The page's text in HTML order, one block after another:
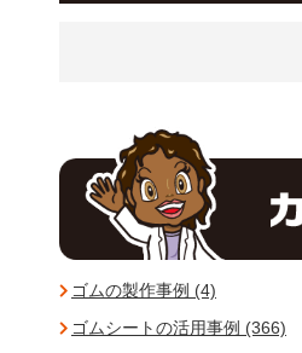
ゴムの製作事例 (4)
ゴムシートの活用事例 (366)